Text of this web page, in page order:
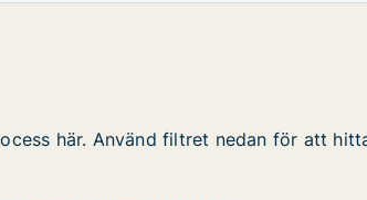
här. Använd filtret nedan för att